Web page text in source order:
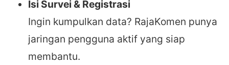
Isi Survei & Registrasi
Ingin kumpulkan data? RajaKomen punya
jaringan pengguna aktif yang siap
membantu.